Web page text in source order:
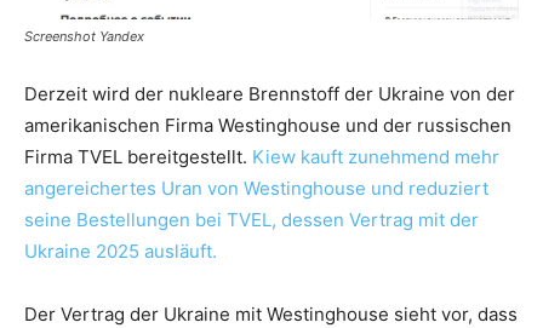
Screenshot Yandex
Derzeit wird der nukleare Brennstoff der Ukraine von der
amerikanischen Firma Westinghouse und der russischen
Firma TVEL bereitgestellt. Kiew kauft zunehmend mehr
angereichertes Uran von Westinghouse und reduziert
seine Bestellungen bei TVEL, dessen Vertrag mit der
Ukraine 2025 ausläuft.
Der Vertrag der Ukraine mit Westinghouse sieht vor, dass